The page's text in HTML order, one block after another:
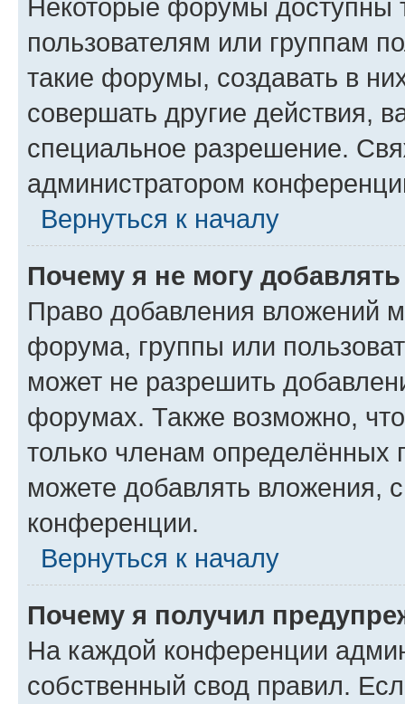
Некоторые форумы доступны
пользователям или группам
такие форумы, создавать в
совершать другие действия,
специальное разрешение.
администратором
Вернуться к началу
Почему я не могу
Право добавления вложений
форума, группы или
может не разрешить
форумах. Также возможно,
только членам определённых
можете добавлять вложения,
конференции.
Вернуться к началу
Почему я получил
На каждой конференции
собственный свод правил.